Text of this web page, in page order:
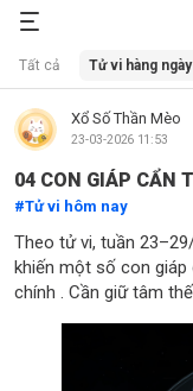
Tất cả Tử vi hàng ngày
Xổ Số Thần Mèo
23-03-2026 11:53
04 CON GIÁP CẨN
Tử vi hôm nay
Theo tử vi, tuần
khiến một số con giáp
chính . Cần giữ tâm